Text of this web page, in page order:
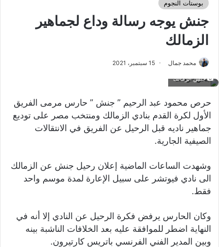
بوستات النجوم
جنش يوجه رسالة وداع لجماهير
الزمالك
محمد جمال 15 سبتمبر، 2021
جنش الزمالك
حرص محمود عبد الرحيم ” جنش ” حارس مرمى الفريق
الأول لكرة القدم بنادي الزمالك ومنتخب مصر على توديع
جماهير ناديه قبل الرحيل عن الفريق في الانتقالات
الصيفية الجارية.
وشهدت الساعات الماضية إعلان رحيل جنش عن الزمالك
الى نادي فيوتشر على سبيل الإعارة لمدة موسم واحد
فقط.
وكان الحارس يرفض فكرة الرحيل عن النادي إلا أنه في
النهاية اضطر للموافقة عليه بعد الخلافات الناشبة بينه
وبين المدير الفني الفرنسي باتريس كارتيرون.